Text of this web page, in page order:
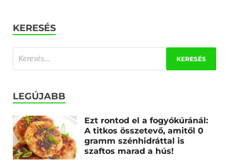
KERESÉS
LEGÚJABB
Ezt rontod el a fogyókúránál:
A titkos összetevő, amitől 0
gramm szénhidráttal is
szaftos marad a hús!